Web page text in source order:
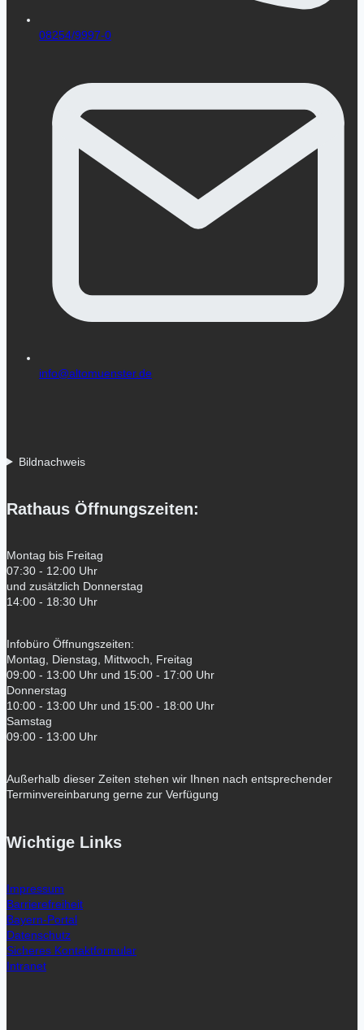
08254/9997-0
info@altomuenster.de
Bildnachweis
Rathaus Öffnungszeiten:
Montag bis Freitag
07:30 - 12:00 Uhr
und zusätzlich Donnerstag
14:00 - 18:30 Uhr
Infobüro Öffnungszeiten:
Montag, Dienstag, Mittwoch, Freitag
09:00 - 13:00 Uhr und 15:00 - 17:00 Uhr
Donnerstag
10:00 - 13:00 Uhr und 15:00 - 18:00 Uhr
Samstag
09:00 - 13:00 Uhr
Außerhalb dieser Zeiten stehen wir Ihnen nach entsprechender
Terminvereinbarung gerne zur Verfügung
Wichtige Links
Impressum
Barrierefreiheit
Bayern-Portal
Datenschutz
Sicheres Kontaktformular
Intranet